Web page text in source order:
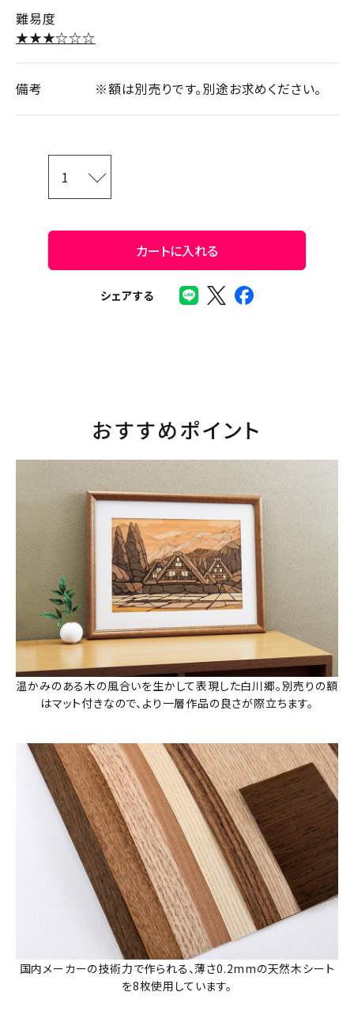
難易度
★★★☆☆☆
備考 ※額は別売りです。別途お求めください。
カートに入れる
シェアする
おすすめポイント
温かみのある木の風合いを生かして表現した白川郷。別売りの額
はマット付きなので、より一層作品の良さが際立ちます。
国内メーカーの技術力で作られる、薄さ0.2mmの天然木シート
を8枚使用しています。